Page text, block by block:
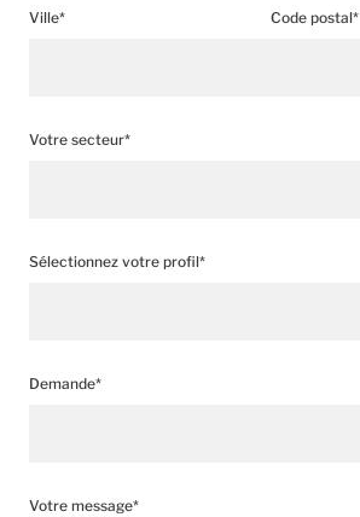
Ville* Code postal*
Votre secteur*
Sélectionnez votre profil*
Demande*
Votre message*